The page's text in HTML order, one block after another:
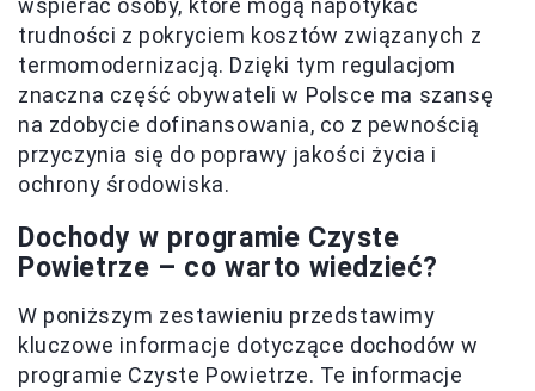
wspierać osoby, które mogą napotykać
trudności z pokryciem kosztów związanych z
termomodernizacją. Dzięki tym regulacjom
znaczna część obywateli w Polsce ma szansę
na zdobycie dofinansowania, co z pewnością
przyczynia się do poprawy jakości życia i
ochrony środowiska.
Dochody w programie Czyste
Powietrze – co warto wiedzieć?
W poniższym zestawieniu przedstawimy
kluczowe informacje dotyczące dochodów w
programie Czyste Powietrze. Te informacje